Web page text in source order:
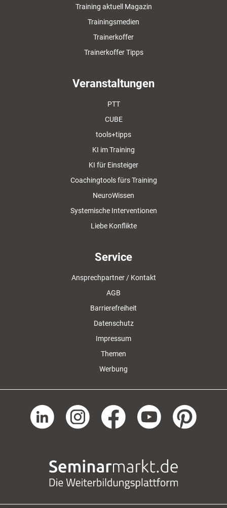
Training aktuell Magazin
Trainingsmedien
Trainerkoffer
Trainerkoffer Tipps
Veranstaltungen
PTT
CUBE
tools+tipps
KI im Training
KI für Einsteiger
Coachingtools fürs Training
NeuroWissen
Systemische Interventionen
Liebe Konflikte
Service
Ansprechpartner / Kontakt
AGB
Barrierefreiheit
Datenschutz
Impressum
Themen
Werbung